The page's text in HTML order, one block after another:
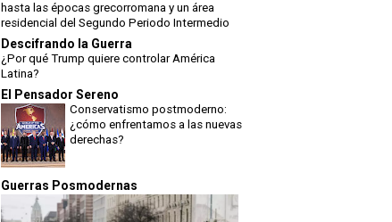
hasta las épocas grecorromana y un área
residencial del Segundo Periodo Intermedio
Descifrando la Guerra
¿Por qué Trump quiere controlar América
Latina?
El Pensador Sereno
Conservatismo postmoderno:
¿cómo enfrentamos a las nuevas
derechas?
Guerras Posmodernas